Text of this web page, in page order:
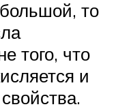
то
того, что
и